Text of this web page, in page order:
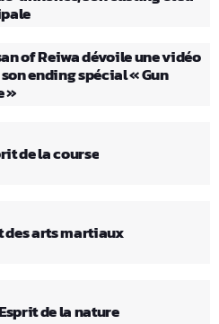
of Reiwa dévoile une vidéo
ending spécial « Gun
»
de la course
des arts martiaux
de la nature